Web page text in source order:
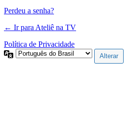
Perdeu a senha?
← Ir para Ateliê na TV
Política de Privacidade
Idioma